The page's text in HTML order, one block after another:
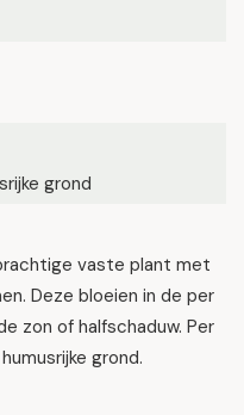
grond
vaste plant met
Deze bloeien in de per
zon of halfschaduw. Per
grond.